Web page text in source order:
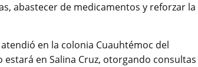
abastecer de medicamentos y reforzar la
en la colonia Cuauhtémoc del
estará en Salina Cruz, otorgando consultas